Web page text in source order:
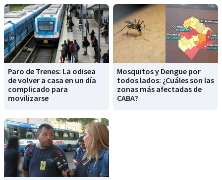
Paro de Trenes: La odisea
de volver a casa en un día
complicado para
movilizarse
Mosquitos y Dengue por
todos lados: ¿Cuáles son las
zonas más afectadas de
CABA?